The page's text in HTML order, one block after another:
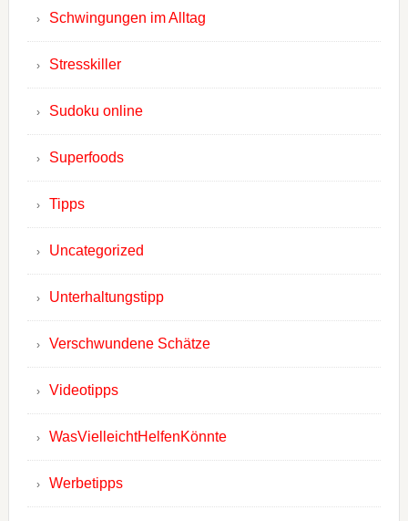
Schwingungen im Alltag
Stresskiller
Sudoku online
Superfoods
Tipps
Uncategorized
Unterhaltungstipp
Verschwundene Schätze
Videotipps
WasVielleichtHelfenKönnte
Werbetipps